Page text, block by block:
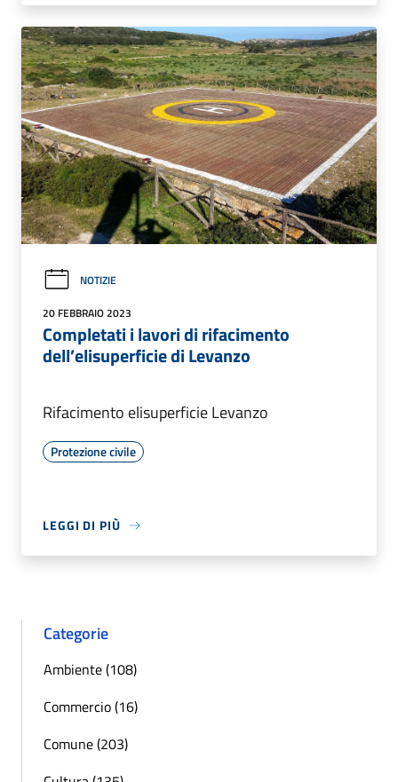
NOTIZIE
20 FEBBRAIO 2023
Completati i lavori di rifacimento
dell’elisuperficie di Levanzo
Rifacimento elisuperficie Levanzo
Protezione civile
LEGGI DI PIÙ
Categorie
Ambiente (108)
Commercio (16)
Comune (203)